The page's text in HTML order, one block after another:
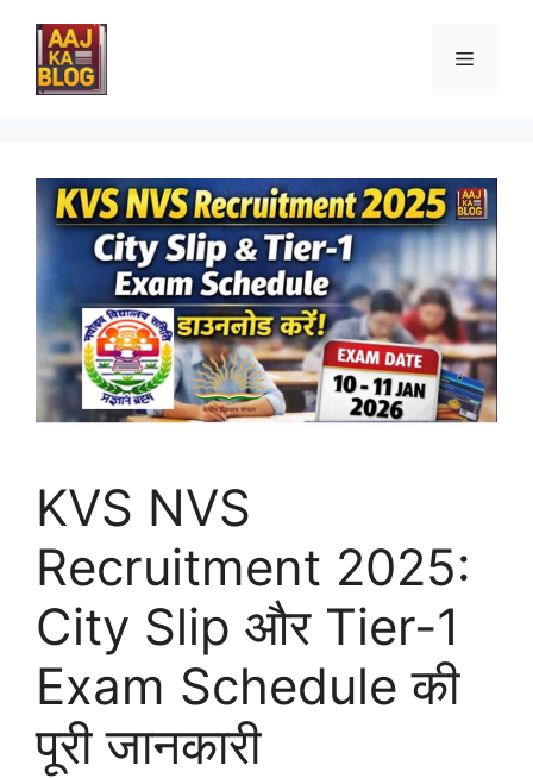
content
Menu
KVS NVS
Recruitment 2025:
City Slip और Tier-1
Exam Schedule की
पूरी जानकारी